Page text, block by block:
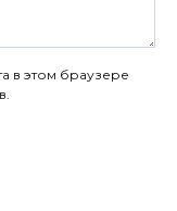
в этом браузере